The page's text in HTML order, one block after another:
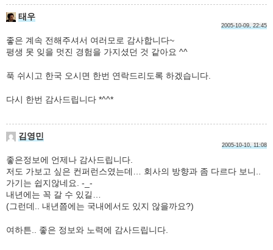
태우
2005-10-09, 22:45
좋은 계속 전해주셔서 여러모로 감사합니다~
평생 못 잊을 멋진 경험을 가지셨던 것 같아요 ^^
푹 쉬시고 한국 오시면 한번 연락드리도록 하겠습니다.
다시 한번 감사드립니다 *^^*
김영민
2005-10-10, 11:08
좋은정보에 언제나 감사드립니다.
저도 가보고 싶은 컨퍼런스였는데… 회사의 방향과 좀 다르다 보니..
가기는 쉽지않네요. -_-
내년에는 꼭 갈 수 있길…
(그런데.. 내년쯤에는 국내에서도 있지 않을까요?)
여하튼.. 좋은 정보와 노력에 감사드립니다.